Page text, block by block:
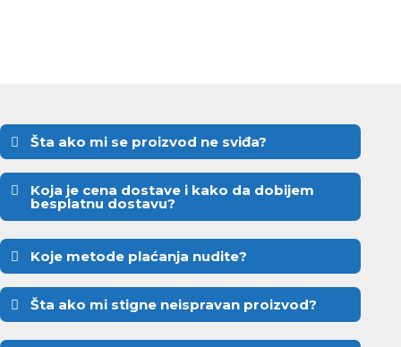
Šta ako mi se proizvod ne sviđa?
Koja je cena dostave i kako da dobijem
besplatnu dostavu?
Koje metode plaćanja nudite?
Šta ako mi stigne neispravan proizvod?